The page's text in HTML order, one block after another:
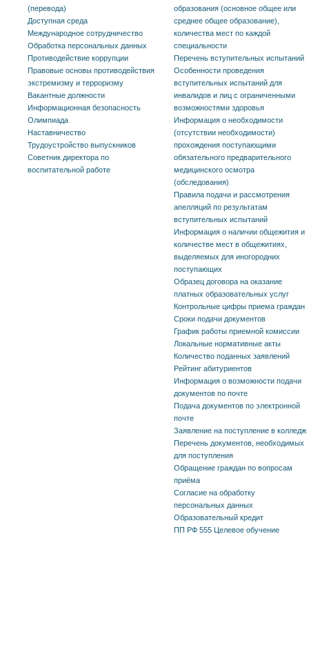
(перевода)
Доступная среда
Международное сотрудничество
Обработка персональных данных
Противодействие коррупции
Правовые основы противодействия
экстремизму и терроризму
Вакантные должности
Информационная безопасность
Олимпиада
Наставничество
Трудоустройство выпускников
Советник директора по
воспитательной работе
образования (основное общее или
среднее общее образование),
количества мест по каждой
специальности
Перечень вступительных испытаний
Особенности проведения
вступительных испытаний для
инвалидов и лиц с ограниченными
возможностями здоровья
Информация о необходимости
(отсутствии необходимости)
прохождения поступающими
обязательного предварительного
медицинского осмотра
(обследования)
Правила подачи и рассмотрения
апелляций по результатам
вступительных испытаний
Информация о наличии общежития и
количестве мест в общежитиях,
выделяемых для иногородних
поступающих
Образец договора на оказание
платных образовательных услуг
Контрольные цифры приема граждан
Сроки подачи документов
График работы приемной комиссии
Локальные нормативные акты
Количество поданных заявлений
Рейтинг абитуриентов
Информация о возможности подачи
документов по почте
Подача документов по электронной
почте
Заявление на поступление в колледж
Перечень документов, необходимых
для поступления
Обращение граждан по вопросам
приёма
Согласие на обработку
персональных данных
Образовательный кредит
ПП РФ 555 Целевое обучение